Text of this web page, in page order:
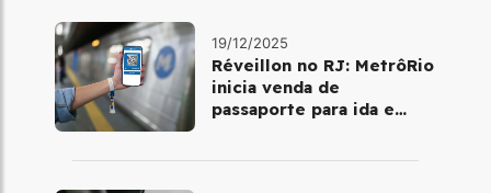
19/12/2025
Réveillon no RJ: MetrôRio
inicia venda de
passaporte para ida e